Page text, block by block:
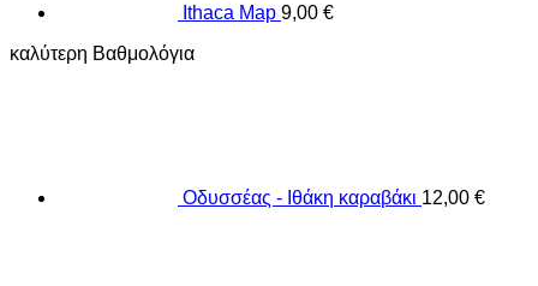
Ithaca Map 9,00 €
καλύτερη Βαθμολόγια
Οδυσσέας - Ιθάκη καραβάκι 12,00 €